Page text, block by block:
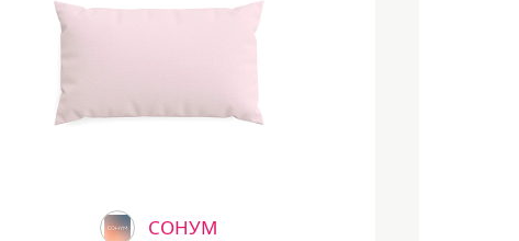
СОНУМ